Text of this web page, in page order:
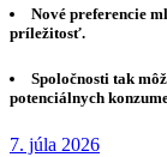
Nové preferencie
príležitosť.
Spoločnosti tak
potenciálnych
7. júla 2026